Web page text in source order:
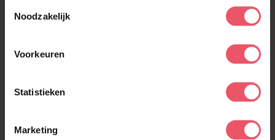
Noodzakelijk
Voorkeuren
Statistieken
Marketing
zelfmanagement
Eigenlijk is zelfleiderschap maar een vaag begrip
voor velen, en wordt het vaak verward met
zelfmanagement. Echter is er zeker wel een
intrinsieke en extrinsieke motivatie.